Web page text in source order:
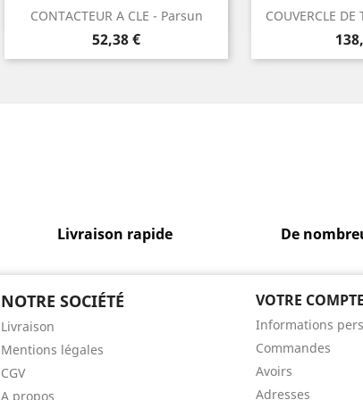
CONTACTEUR A CLE - Parsun
Prix
52,38 €
Aperçu rapide COUVERCLE
Prix

Livraison rapide De
NOTRE SOCIÉTÉ
Livraison
Mentions légales
CGV
A propos
VOTRE COMPTE
Informations
Commandes
Avoirs
Adresses